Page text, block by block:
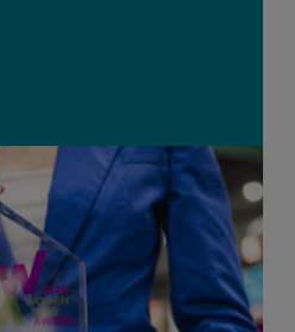
award zoekt
maken
internationale erkenning voor
de landbouwsector, -onderwijs